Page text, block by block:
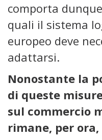
comporta
quali il sistema
europeo deve
adattarsi.
Nonostante la
di queste
sul commercio
rimane, per